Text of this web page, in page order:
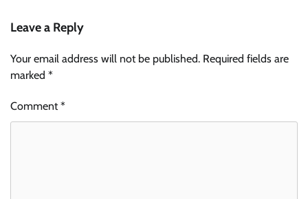
Leave a Reply
Your email address will not be published. Required fields are
marked *
Comment*